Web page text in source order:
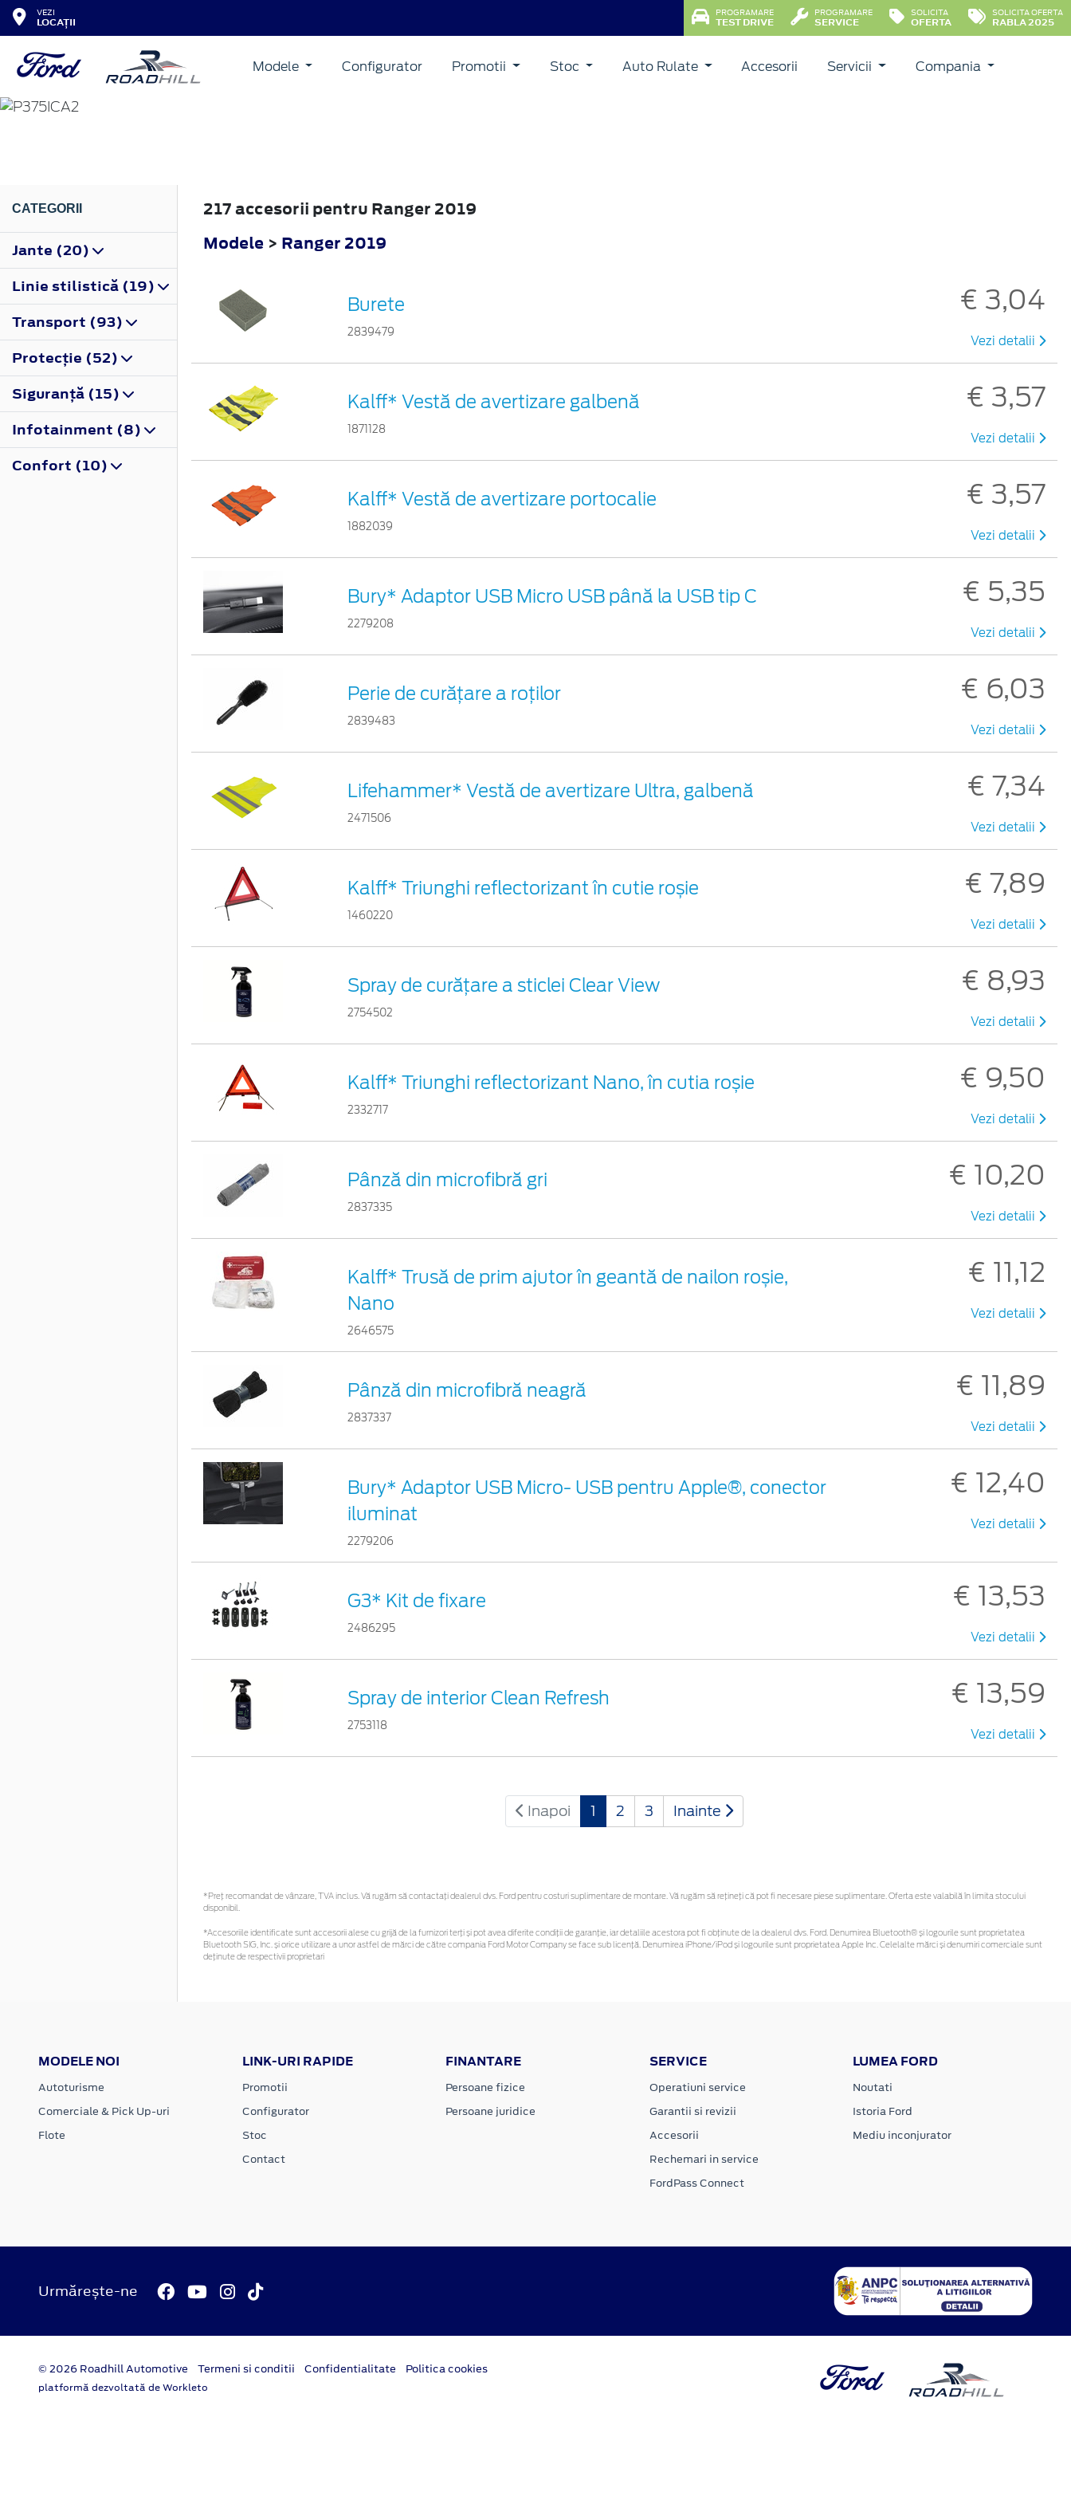
VEZI
LOCAȚII
PROGRAMARE
TEST DRIVE
PROGRAMARE
SERVICE
SOLICITA
OFERTA
SOLICITA OFERTA
RABLA 2025
Modele Configurator Promotii Stoc Auto Rulate Accesorii Servicii Compania
RANGER
CATEGORII
Jante (20)
Linie stilistică (19)
Transport (93)
Protecţie (52)
Siguranţă (15)
Infotainment (8)
Confort (10)
217 accesorii pentru Ranger 2019
Modele > Ranger 2019
Burete
2839479
€ 3,04
Vezi detalii
Kalff* Vestă de avertizare galbenă
1871128
€ 3,57
Vezi detalii
Kalff* Vestă de avertizare portocalie
1882039
€ 3,57
Vezi detalii
Bury* Adaptor USB Micro USB până la USB tip C
2279208
€ 5,35
Vezi detalii
Perie de curățare a roților
2839483
€ 6,03
Vezi detalii
Lifehammer* Vestă de avertizare Ultra, galbenă
2471506
€ 7,34
Vezi detalii
Kalff* Triunghi reflectorizant în cutie roșie
1460220
€ 7,89
Vezi detalii
Spray de curățare a sticlei Clear View
2754502
€ 8,93
Vezi detalii
Kalff* Triunghi reflectorizant Nano, în cutia roșie
2332717
€ 9,50
Vezi detalii
Pânză din microfibră gri
2837335
€ 10,20
Vezi detalii
Kalff* Trusă de prim ajutor în geantă de nailon roșie,
Nano
2646575
€ 11,12
Vezi detalii
Pânză din microfibră neagră
2837337
€ 11,89
Vezi detalii
Bury* Adaptor USB Micro- USB pentru Apple®, conector
iluminat
2279206
€ 12,40
Vezi detalii
G3* Kit de fixare
2486295
€ 13,53
Vezi detalii
Spray de interior Clean Refresh
2753118
€ 13,59
Vezi detalii
Inapoi 1 2 3 Inainte
*Preţ recomandat de vânzare, TVA inclus. Vă rugăm să contactaţi dealerul dvs. Ford pentru costuri suplimentare de montare. Vă rugăm să rețineți că pot fi necesare piese suplimentare. Oferta este valabilă în limita stocului
disponibil.
*Accesoriile identificate sunt accesorii alese cu grijă de la furnizori terți și pot avea diferite condiții de garanție, iar detaliile acestora pot fi obținute de la dealerul dvs. Ford. Denumirea Bluetooth® și logourile sunt proprietatea
Bluetooth SIG, Inc. și orice utilizare a unor astfel de mărci de către compania Ford Motor Company se face sub licență. Denumirea iPhone/iPod și logourile sunt proprietatea Apple Inc. Celelalte mărci și denumiri comerciale sunt
deținute de respectivii proprietari
MODELE NOI
Autoturisme
Comerciale & Pick Up-uri
Flote
LINK-URI RAPIDE
Promotii
Configurator
Stoc
Contact
FINANTARE
Persoane fizice
Persoane juridice
SERVICE
Operatiuni service
Garantii si revizii
Accesorii
Rechemari in service
FordPass Connect
LUMEA FORD
Noutati
Istoria Ford
Mediu inconjurator
Urmărește-ne
© 2026 Roadhill Automotive Termeni si conditii Confidentialitate Politica cookies
platformă dezvoltată de Workleto